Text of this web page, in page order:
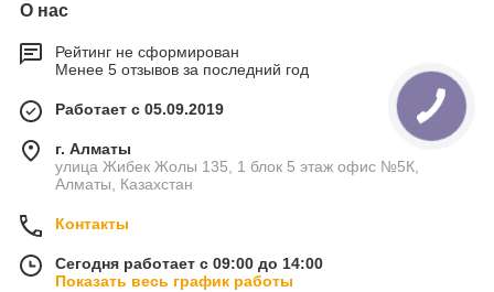
О нас
Рейтинг не сформирован
Менее 5 отзывов за последний год
Работает с 05.09.2019
г. Алматы
улица Жибек Жолы 135, 1 блок 5 этаж офис №5К,
Алматы, Казахстан
Контакты
Сегодня работает с 09:00 до 14:00
Показать весь график работы